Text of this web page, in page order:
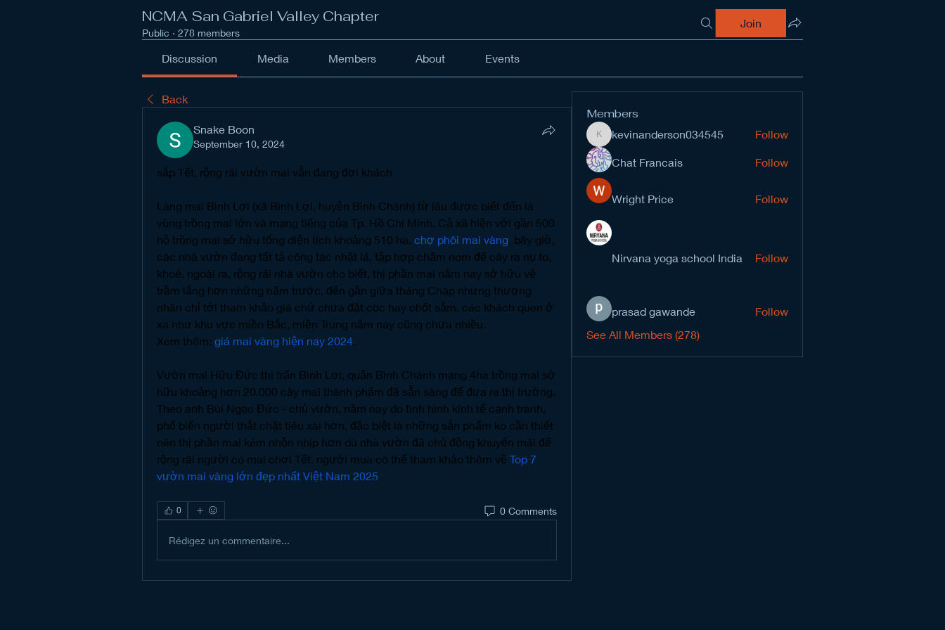
NCMA San Gabriel Valley Chapter
Public · 278 members
Join
Discussion Media Members About Events
Back
Snake Boon
September 10, 2024
sắp Tết, rộng rãi vườn mai vẫn đang đợi khách
Làng mai Bình Lợi (xã Bình Lợi, huyện Bình Chánh) từ lâu được biết đến là
vùng trồng mai lớn và mang tiếng của Tp. Hồ Chí Minh. Cả xã hiện với gần 500
hộ trồng mai sở hữu tổng diện tích khoảng 510 ha. chợ phôi mai vàng. bây giờ,
các nhà vườn đang tất tả công tác nhặt lá, tập hợp chăm nom để cây ra nụ to,
khoẻ. ngoài ra, rộng rãi nhà vườn cho biết, thị phần mai năm nay sở hữu vẻ
trầm lắng hơn những năm trước. đến gần giữa tháng Chạp nhưng thương
nhân chỉ tới tham khảo giá chứ chưa đặt cọc hay chốt sắm. các khách quen ở
xa như khu vực miền Bắc, miền Trung năm nay cũng chưa nhiều.
Xem thêm: giá mai vàng hiện nay 2024.
Vườn mai Hữu Đức thị trấn Bình Lợi, quận Bình Chánh mang 4ha trồng mai sở
hữu khoảng hơn 20.000 cây mai thành phẩm đã sẵn sàng để đưa ra thị trường.
Theo anh Bùi Ngọc Đức - chủ vườn, năm nay do tình hình kinh tế cạnh tranh,
phổ biến người thắt chặt tiêu xài hơn, đặc biệt là những sản phẩm ko cần thiết
nên thị phần mai kém nhộn nhịp hơn dù nhà vườn đã chủ động khuyến mãi để
rộng rãi người có mai chơi Tết. người mua có thể tham khảo thêm về Top 7
vườn mai vàng lớn đẹp nhất Việt Nam 2025
0 0 Comments
Rédigez un commentaire...
Members
kevinanderson034545
kevinanderson034545 Follow
Chat Francais Follow
Wright Price Follow
Nirvana yoga school India Follow
prasad gawande
Follow
See All Members (278)